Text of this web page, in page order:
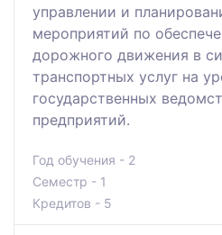
управлении и
мероприятий по
дорожного движения в
транспортных услуг на
государственных
предприятий.
Год обучения - 2
Семестр - 1
Кредитов - 5